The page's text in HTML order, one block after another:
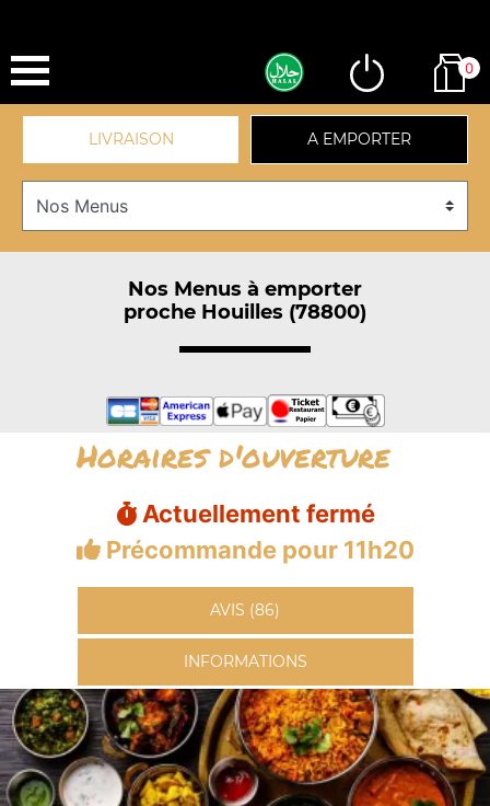
0
LIVRAISON A EMPORTER
Nos Menus à emporter
proche Houilles (78800)
Horaires d'ouverture
Actuellement fermé
Précommande pour 11h20
AVIS (86)
INFORMATIONS